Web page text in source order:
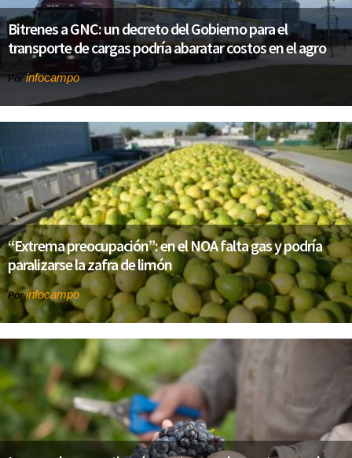
Bitrenes a GNC: un decreto del Gobierno para el
transporte de cargas podría abaratar costos en el agro
Porinfocampo
“Extrema preocupación”: en el NOA falta gas y podría
paralizarse la zafra de limón
Porinfocampo